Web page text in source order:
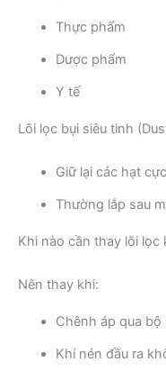
Thực phẩm
Dược phẩm
Y tế
Lõi lọc bụi siêu tinh
Giữ lại các hạt
Thường lắp sau
Khi nào cần thay lõi lọc
Nên thay khi:
Chênh áp qua
Khí nén đầu ra